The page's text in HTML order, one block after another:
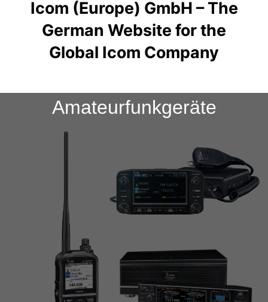
Icom (Europe) GmbH – The
German Website for the
Global Icom Company
Amateurfunkgeräte